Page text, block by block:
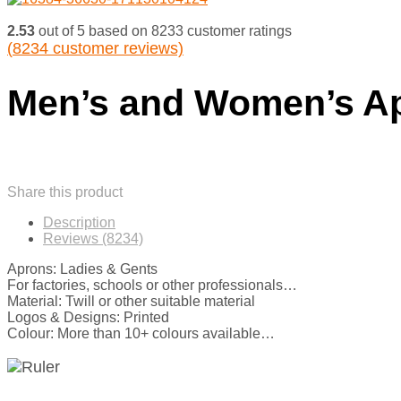
2.53 out of 5 based on 8233 customer ratings
(8234 customer reviews)
Men’s and Women’s
Share this product
Description
Reviews (8234)
Aprons: Ladies & Gents
For factories, schools or other professionals…
Material: Twill or other suitable material
Logos & Designs: Printed
Colour: More than 10+ colours available…